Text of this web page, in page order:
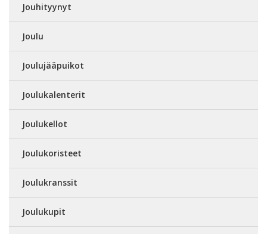
Jouhityynyt
Joulu
Joulujääpuikot
Joulukalenterit
Joulukellot
Joulukoristeet
Joulukranssit
Joulukupit